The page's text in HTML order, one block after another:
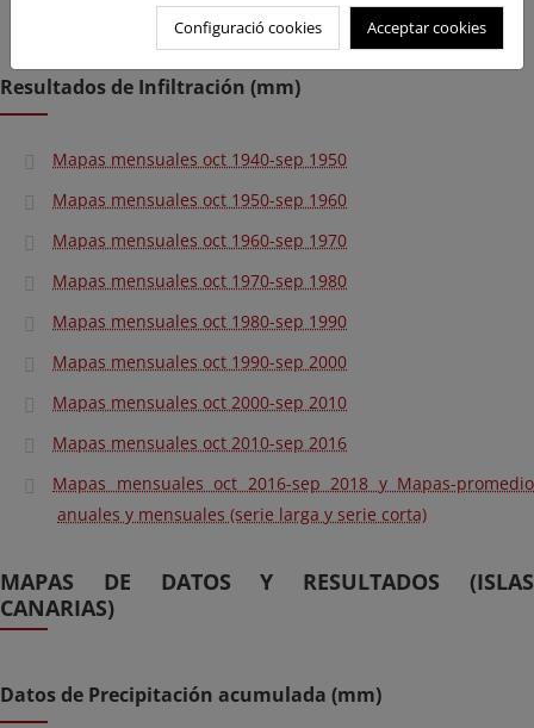
Resultados de Infiltración (mm)
Mapas mensuales oct 1940-sep 1950
Mapas mensuales oct 1950-sep 1960
Mapas mensuales oct 1960-sep 1970
Mapas mensuales oct 1970-sep 1980
Mapas mensuales oct 1980-sep 1990
Mapas mensuales oct 1990-sep 2000
Mapas mensuales oct 2000-sep 2010
Mapas mensuales oct 2010-sep 2016
Mapas mensuales oct 2016-sep 2018 y Mapas-promedio
anuales y mensuales (serie larga y serie corta)
MAPAS DE DATOS Y RESULTADOS (ISLAS
CANARIAS)
Datos de Precipitación acumulada (mm)
Configuració cookies Acceptar cookies